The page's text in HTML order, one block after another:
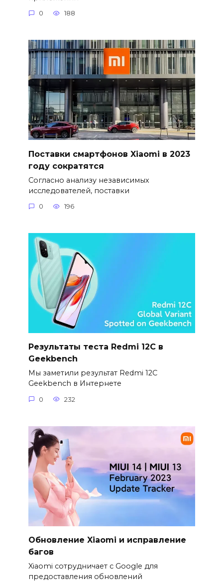
0 188
Поставки смартфонов Xiaomi в 2023
году сократятся
Согласно анализу независимых
исследователей, поставки
0 196
Результаты теста Redmi 12C в
Geekbench
Мы заметили результат Redmi 12C
Geekbench в Интернете
0 232
Обновление Xiaomi и исправление
багов
Xiaomi сотрудничает с Google для
предоставления обновлений